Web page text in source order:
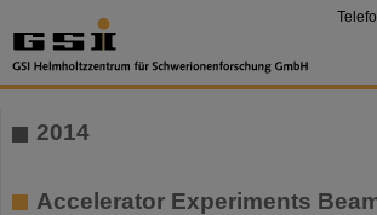
2014
Accelerator Experiments